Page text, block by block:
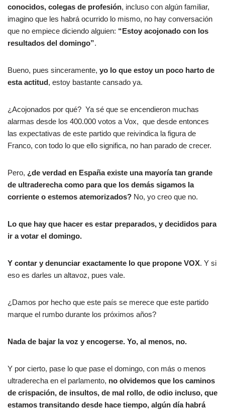
conocidos, colegas de profesión, incluso con algún familiar,
imagino que les habrá ocurrido lo mismo, no hay conversación
que no empiece diciendo alguien: “Estoy acojonado con los
resultados del domingo”.
Bueno, pues sinceramente, yo lo que estoy un poco harto de
esta actitud, estoy bastante cansado ya.
¿Acojonados por qué? Ya sé que se encendieron muchas
alarmas desde los 400.000 votos a Vox, que desde entonces
las expectativas de este partido que reivindica la figura de
Franco, con todo lo que ello significa, no han parado de crecer.
Pero, ¿de verdad en España existe una mayoría tan grande
de ultraderecha como para que los demás sigamos la
corriente o estemos atemorizados? No, yo creo que no.
Lo que hay que hacer es estar preparados, y decididos para
ir a votar el domingo.
Y contar y denunciar exactamente lo que propone VOX. Y si
eso es darles un altavoz, pues vale.
¿Damos por hecho que este país se merece que este partido
marque el rumbo durante los próximos años?
Nada de bajar la voz y encogerse. Yo, al menos, no.
Y por cierto, pase lo que pase el domingo, con más o menos
ultraderecha en el parlamento, no olvidemos que los caminos
de crispación, de insultos, de mal rollo, de odio incluso, que
estamos transitando desde hace tiempo, algún día habrá